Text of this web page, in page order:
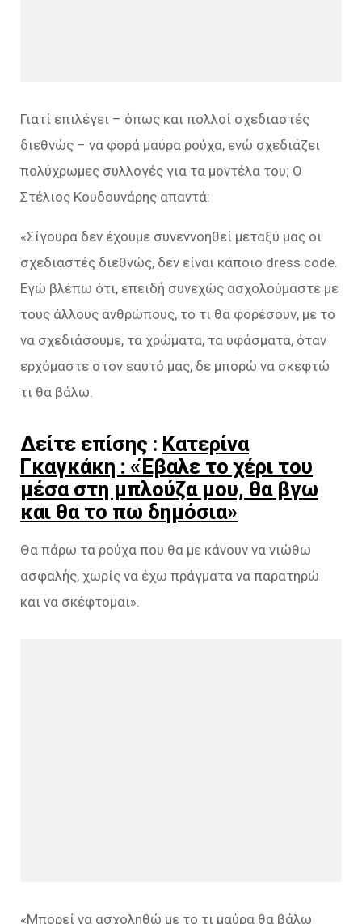
Γιατί επιλέγει – όπως και πολλοί σχεδιαστές
διεθνώς – να φορά μαύρα ρούχα, ενώ σχεδιάζει
πολύχρωμες συλλογές για τα μοντέλα του; Ο
Στέλιος Κουδουνάρης απαντά:
«Σίγουρα δεν έχουμε συνεννοηθεί μεταξύ μας οι
σχεδιαστές διεθνώς, δεν είναι κάποιο dress code.
Εγώ βλέπω ότι, επειδή συνεχώς ασχολούμαστε με
τους άλλους ανθρώπους, το τι θα φορέσουν, με το
να σχεδιάσουμε, τα χρώματα, τα υφάσματα, όταν
ερχόμαστε στον εαυτό μας, δε μπορώ να σκεφτώ
τι θα βάλω.
Δείτε επίσης : Κατερίνα
Γκαγκάκη : «Έβαλε το χέρι του
μέσα στη μπλούζα μου, θα βγω
και θα το πω δημόσια»
Θα πάρω τα ρούχα που θα με κάνουν να νιώθω
ασφαλής, χωρίς να έχω πράγματα να παρατηρώ
και να σκέφτομαι».
«Μπορεί να ασχοληθώ με το τι μαύρα θα βάλω